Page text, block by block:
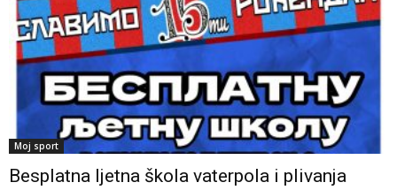
Moj sport
Besplatna ljetna škola vaterpola i plivanja